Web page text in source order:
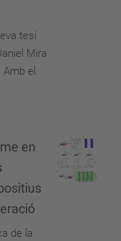
tesi
Mira
el
en
de la